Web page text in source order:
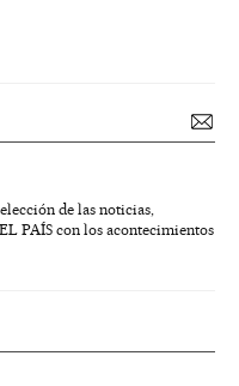
de las noticias,
PAÍS con los acontecimientos